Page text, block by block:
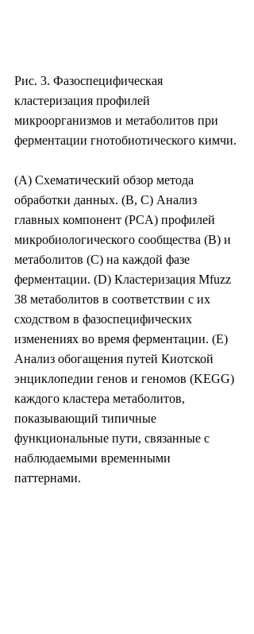
Рис. 3. Фазоспецифическая
кластеризация профилей
микроорганизмов и метаболитов при
ферментации гнотобиотического кимчи.
(A) Схематический обзор метода
обработки данных. (B, C) Анализ
главных компонент (PCA) профилей
микробиологического сообщества (B) и
метаболитов (C) на каждой фазе
ферментации. (D) Кластеризация Mfuzz
38 метаболитов в соответствии с их
сходством в фазоспецифических
изменениях во время ферментации. (E)
Анализ обогащения путей Киотской
энциклопедии генов и геномов (KEGG)
каждого кластера метаболитов,
показывающий типичные
функциональные пути, связанные с
наблюдаемыми временными
паттернами.